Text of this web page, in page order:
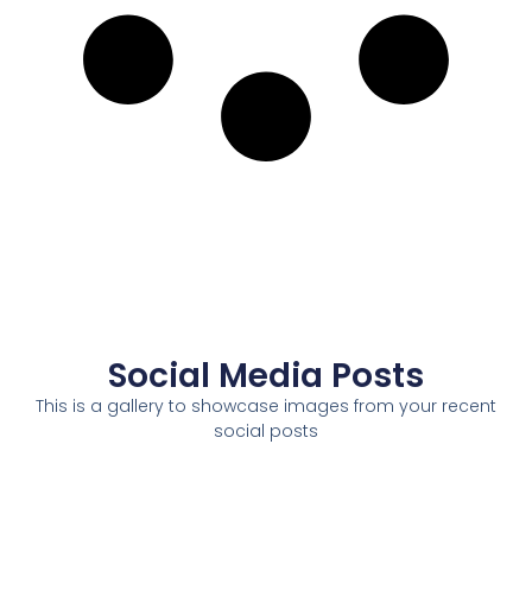
Social Media Posts
This is a gallery to showcase images from your recent
social posts